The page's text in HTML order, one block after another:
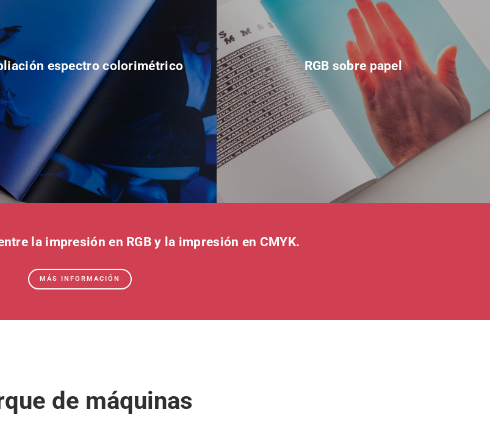
espectro colorimétrico RGB sobre papel
la impresión en RGB y la impresión en CMYK.
MÁS INFORMACIÓN
de máquinas